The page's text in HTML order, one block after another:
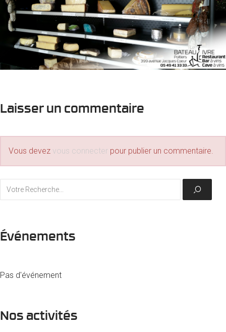
Laisser un commentaire
Vous devez vous connecter pour publier un commentaire.
Événements
Pas d'événement
Nos activités